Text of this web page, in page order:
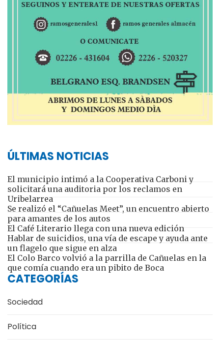
ÚLTIMAS NOTICIAS
El municipio intimó a la Cooperativa Carboni y
solicitará una auditoria por los reclamos en
Uribelarrea
Se realizó el “Cañuelas Meet”, un encuentro abierto
para amantes de los autos
El Café Literario llega con una nueva edición
Hablar de suicidios, una vía de escape y ayuda ante
un flagelo que sigue en alza
El Colo Barco volvió a la parrilla de Cañuelas en la
que comía cuando era un pibito de Boca
CATEGORÍAS
Sociedad
Política